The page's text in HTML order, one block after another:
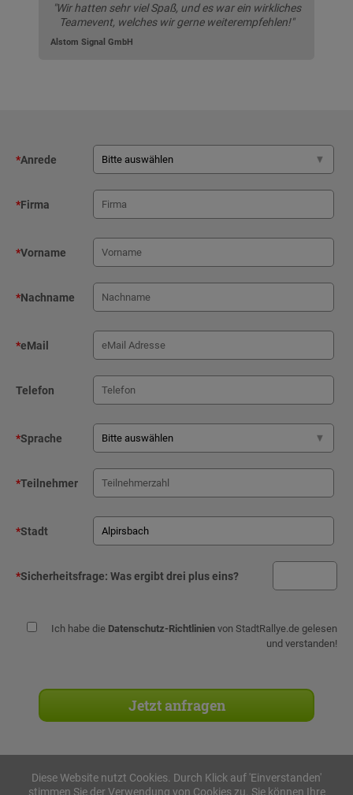
"Wir hatten sehr viel Spaß, und es war ein wirkliches
Teamevent, welches wir gerne weiterempfehlen!"
Alstom Signal GmbH
*Anrede
*Firma
*Vorname
*Nachname
*eMail
Telefon
*Sprache
*Teilnehmer
*Stadt
*Sicherheitsfrage: Was ergibt drei plus eins?
Ich habe die Datenschutz-Richtlinien von StadtRallye.de gelesen
und verstanden!
Diese Website nutzt Cookies. Durch Klick auf 'Einverstanden'
stimmen Sie der Verwendung von Cookies zu. Sie können Ihre